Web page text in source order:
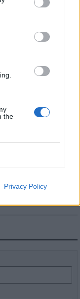
the
Privacy Policy